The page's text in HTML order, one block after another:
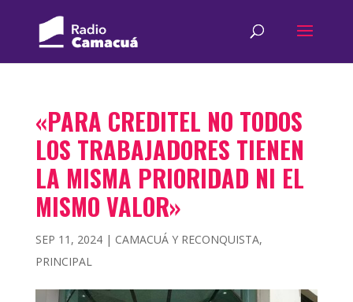
«PARA CREDITEL NO TODOS
LOS TRABAJADORES TIENEN
LA MISMA PRIORIDAD NI EL
MISMO VALOR»
SEP 11, 2024| CAMACUÁ Y RECONQUISTA,
PRINCIPAL